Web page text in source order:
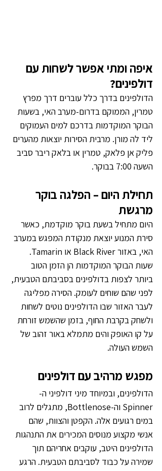
איפה ומתי אפשר לשחות עם
דולפינים?
הדולפינים בדרך כלל עוברים דרך מפרץ
טמרין, הממוקם בדרום-מערב האי, בשעות
הבוקר המוקדמות בדרכם למים העמוקים
ליד לה מורן. מרבית הסירות יוצאות מהערים
פליק אן פלאק, טמרין או בלאק ריבר סביב
השעה 7:00 בבוקר.
תחילת היום – הפלגה בוקר
מרגשת
היום מתחיל בשעת בוקר מוקדמת, כאשר
סירת המנוע יוצאת מנקודת המפגש במערב
האי, באזור Black River או Tamarin.
שעות הבוקר המוקדמות הן הזמן הטוב
ביותר לצפות בדולפינים בסביבתם הטבעית,
לפני שהם שוחים לעומק. הסירה מפליגה
לעבר האזור שבו הדולפינים נוטים לשחות
ולשחק בקרבת החוף, בזמן שהשמש זורחת
על קו האופק והים מתמלא באור זהוב של
השמש העולה.
מפגש מרהיב עם דולפינים
הדולפינים, ובמיוחד מיני דולפיני ה-
Spinner וה-Bottlenose, מתגלים לרוב
במים רגועים אלה. הקפטן והצוות, שהם
אנשי מקצוע מנוסים המכירים את התנהגות
הדולפינים היטב, עוקבים אחריהם תוך
שמירה על כבוד לסביבתם הטבעית. הרגע